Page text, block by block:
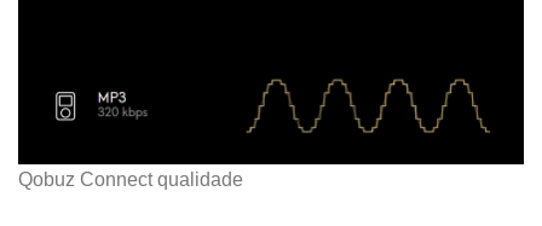
Qobuz Connect qualidade